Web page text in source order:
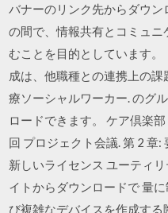
バナーのリンク先からダウ
の間で、情報共有とコミュ
むことを目的としています。
成は、他職種との連携上の
療ソーシャルワーカー. のグ
ロードできます。 ケア倶楽
回 プロジェクト会議. 第 2 章:
新しいライセンス ユーティ
イトからダウンロードで 量
び複雑なデバイスを作成する